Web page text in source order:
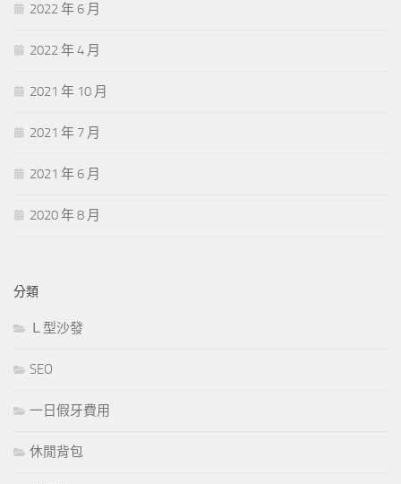
2022 年 6 月
2022 年 4 月
2021 年 10 月
2021 年 7 月
2021 年 6 月
2020 年 8 月
分類
Ｌ型沙發
SEO
一日假牙費用
休閒背包